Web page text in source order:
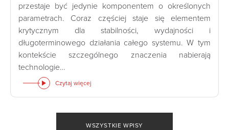
przestaje być jedynie komponentem o określonych
parametrach. Coraz częściej staje się elementem
krytycznym dla stabilności, wydajności i
długoterminowego działania całego systemu. W tym
kontekście szczególnego znaczenia nabierają
technologie…
Czytaj więcej
WSZYSTKIE WPISY